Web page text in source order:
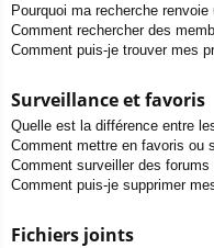
Pourquoi ma recherche
Comment rechercher des
Comment puis-je trouver mes
Surveillance et favoris
Quelle est la différence entre
Comment mettre en favoris ou
Comment surveiller des forums
Comment puis-je supprimer
Fichiers joints